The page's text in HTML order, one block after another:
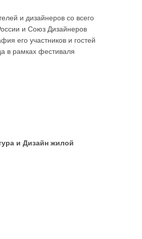
и дизайнеров со всего
и Союз Дизайнеров
его участников и гостей
в рамках фестиваля
и Дизайн жилой